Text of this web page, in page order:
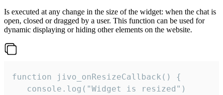
Is executed at any change in the size of the widget: when the chat is
open, closed or dragged by a user. This function can be used for
dynamic displaying or hiding other elements on the website.
function jivo_onResizeCallback() {
   console.log("Widget is resized")